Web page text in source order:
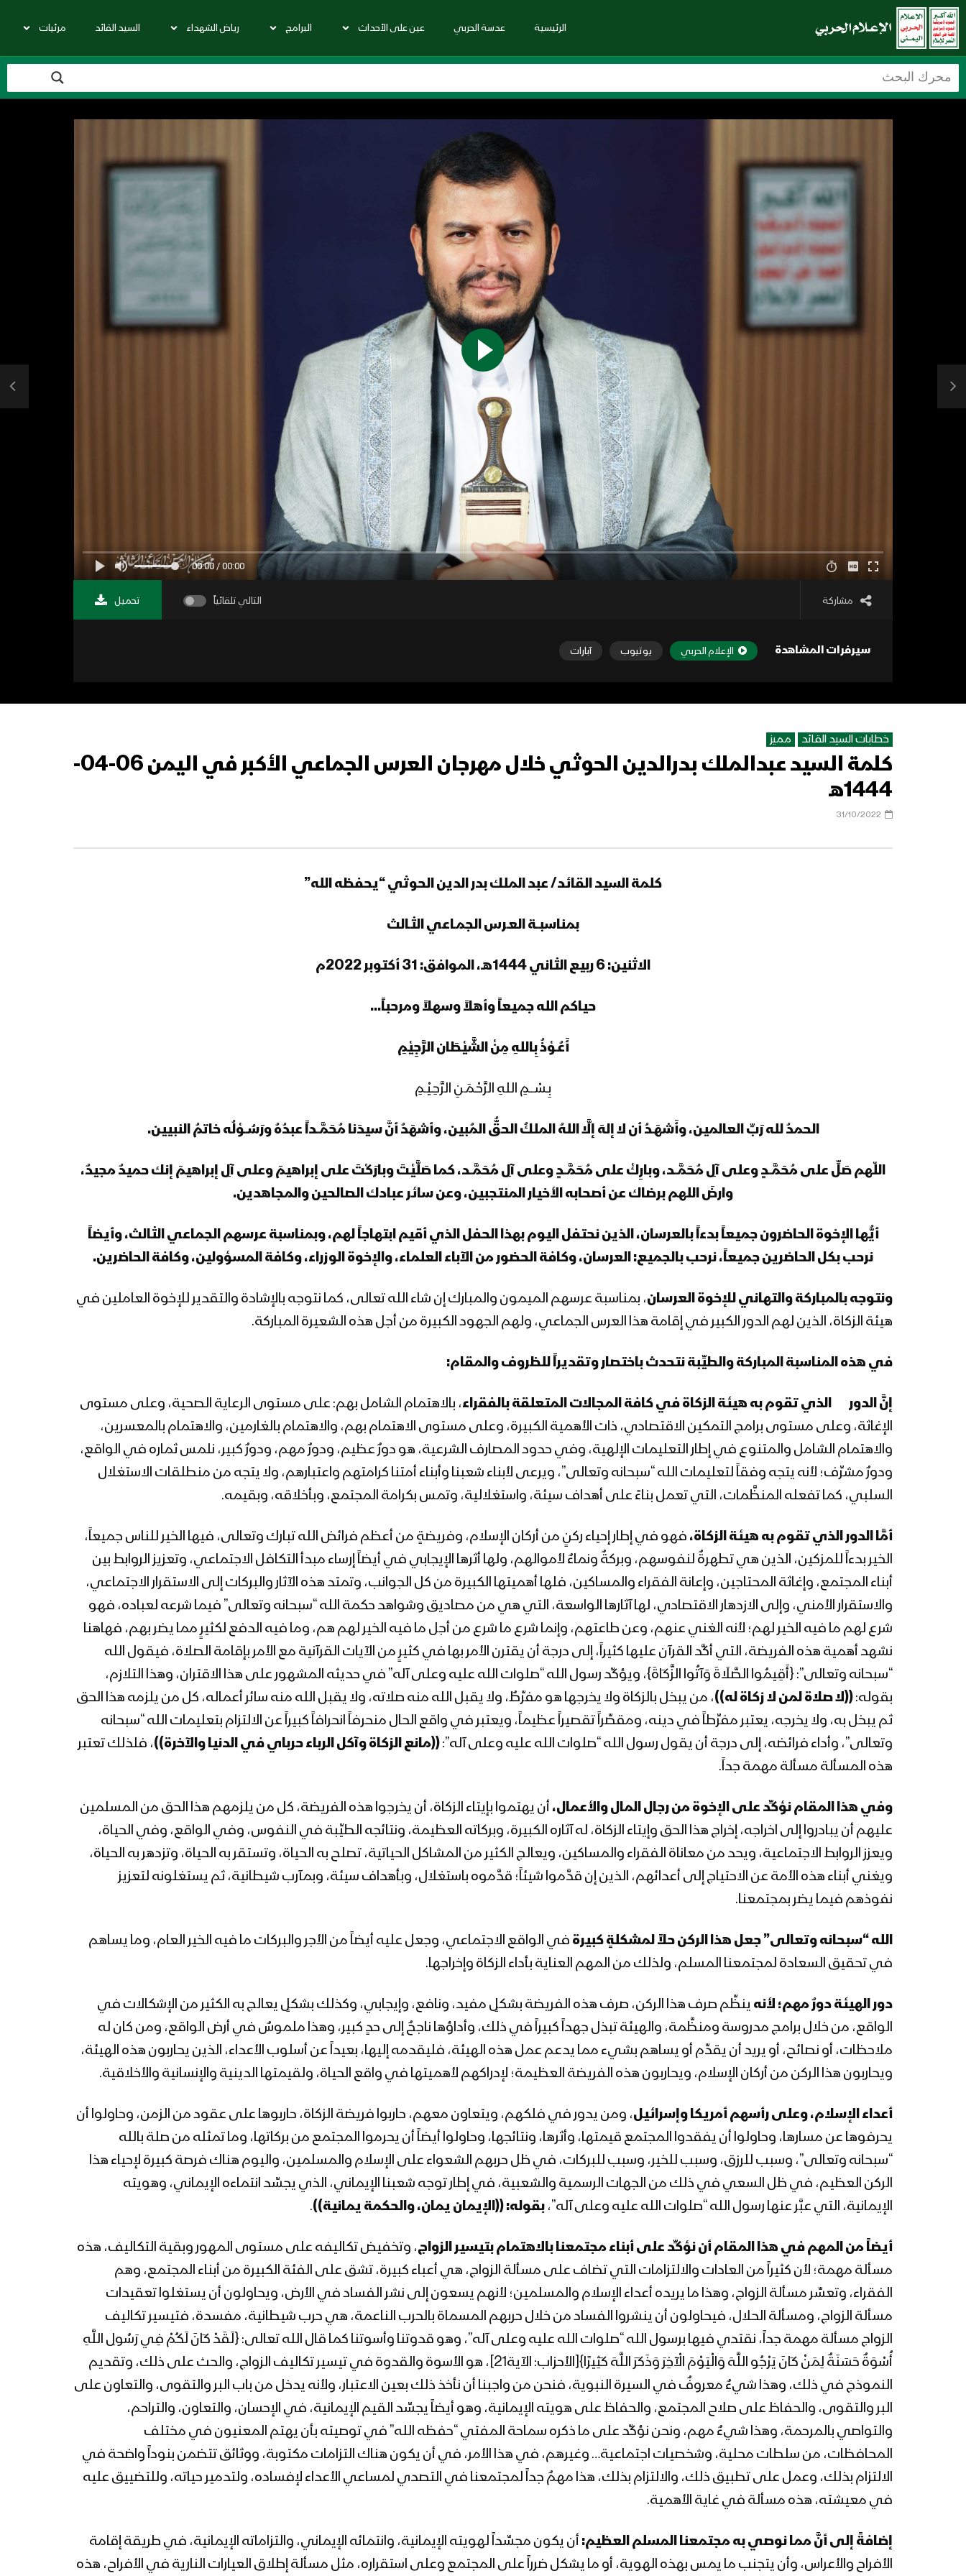
الرئيسية عدسة الحربي عين على الأحداث البرامج رياض الشهداء السيد القائد مرئيات
00:00 / 00:00
مشاركة التالي تلقائياً تحميل
سيرفرات المشاهدة الإعلام الحربي يوتيوب آبارات
خطابات السيد القائد مميز
كلمة السيد عبدالملك بدرالدين الحوثي خلال مهرجان العرس الجماعي الأكبر في اليمن 06-04-
1444هـ
31/10/2022
كلمة السيد القائد/ عبد الملك بدر الدين الحوثي “يحفظه الله”
بمناسبــة العـرس الجمـاعي الثـالث
الاثنين: 6 ربيع الثاني 1444هـ، الموافق: 31 أكتوبر 2022م
حياكم الله جميعاً وأهلاً وسهلاً ومرحباً…
أَعُـوْذُ بِاللهِ مِنْ الشَّيْطَان الرَّجِيْمِ
بِـسْـــمِ اللهِ الرَّحْـمَـنِ الرَّحِـيْـمِ
الحمدُ لله رَبِّ العالمين، وأَشهَـدُ أن لا إلهَ إلَّا اللهُ الملكُ الحقُّ المُبين، وأشهَدُ أنَّ سيدَنا مُحَمَّــداً عبدُهُ ورَسُــوْلُه خاتمُ النبيين.
اللّهم صَلِّ على مُحَمَّــدٍ وعلى آلِ مُحَمَّــد، وبارِكْ على مُحَمَّــدٍ وعلى آلِ مُحَمَّــد، كما صَلَّيْتَ وبارَكْتَ على إبراهيمَ وعلى آلِ إبراهيمَ إنك حميدٌ مجيدٌ،
وارضَ اللهم برضاك عن أصحابه الأخيار المنتجبين، وعن سائر عبادك الصالحين والمجاهدين.
أيُّها الإخوة الحاضرون جميعاً بدءاً بالعرسان، الذين نحتفل اليوم بهذا الحفل الذي أقيم ابتهاجاً لهم، وبمناسبة عرسهم الجماعي الثالث، وأيضاً
نرحب بكل الحاضرين جميعاً، نرحب بالجميع: العرسان، وكافة الحضور من الآباء العلماء، والإخوة الوزراء، وكافة المسؤولين، وكافة الحاضرين.
ونتوجه بالمباركة والتهاني للإخوة العرسان، بمناسبة عرسهم الميمون والمبارك إن شاء الله تعالى، كما نتوجه بالإشادة والتقدير للإخوة العاملين في
هيئة الزكاة، الذين لهم الدور الكبير في إقامة هذا العرس الجماعي، ولهم الجهود الكبيرة من أجل هذه الشعيرة المباركة.
في هذه المناسبة المباركة والطيِّبة نتحدث باختصار وتقديراً للظروف والمقام:
إنَّ الدور الذي تقوم به هيئة الزكاة في كافة المجالات المتعلقة بالفقراء، بالاهتمام الشامل بهم: على مستوى الرعاية الصحية، وعلى مستوى
الإغاثة، وعلى مستوى برامج التمكين الاقتصادي، ذات الأهمية الكبيرة، وعلى مستوى الاهتمام بهم، والاهتمام بالغارمين، والاهتمام بالمعسرين،
والاهتمام الشامل والمتنوع في إطار التعليمات الإلهية، وفي حدود المصارف الشرعية، هو دورٌ عظيم، ودورٌ مهم، ودورٌ كبير، نلمس ثماره في الواقع،
ودورٌ مشرِّف؛ لأنه يتجه وفقاً لتعليمات الله “سبحانه وتعالى”، ويرعى لأبناء شعبنا وأبناء أمتنا كرامتهم واعتبارهم، ولا يتجه من منطلقات الاستغلال
السلبي، كما تفعله المنظَّمات، التي تعمل بناءً على أهداف سيئة، واستغلالية، وتمس بكرامة المجتمع، وبأخلاقه، وبقيمه.
أمَّا الدور الذي تقوم به هيئة الزكاة، فهو في إطار إحياء ركنٍ من أركان الإسلام، وفريضةٍ من أعظم فرائض الله تبارك وتعالى، فيها الخير للناس جميعاً،
الخير بدءاً للمزكين، الذين هي تطهرةٌ لنفوسهم، وبركةٌ ونماءٌ لأموالهم، ولها أثرها الإيجابي في أيضاً إرساء مبدأ التكافل الاجتماعي، وتعزيز الروابط بين
أبناء المجتمع، وإغاثة المحتاجين، وإعانة الفقراء والمساكين، فلها أهميتها الكبيرة من كل الجوانب، وتمتد هذه الآثار والبركات إلى الاستقرار الاجتماعي،
والاستقرار الأمني، وإلى الازدهار الاقتصادي، لها آثارها الواسعة، التي هي من مصاديق وشواهد حكمة الله “سبحانه وتعالى” فيما شرعه لعباده، فهو
شرع لهم ما فيه الخير لهم؛ لأنه الغني عنهم، وعن طاعتهم، وإنما شرع ما شرع من أجل ما فيه الخير لهم هم، وما فيه الدفع لكثيرٍ مما يضر بهم، فهاهنا
نشهد أهمية هذه الفريضة، التي أكَّد القرآن عليها كثيراً، إلى درجة أن يقترن الأمر بها في كثيرٍ من الآيات القرآنية مع الأمر بإقامة الصلاة، فيقول الله
“سبحانه وتعالى”: {أَقِيمُوا الصَّلَاةَ وَآتُوا الزَّكَاةَ}، ويؤكِّد رسول الله “صلوات الله عليه وعلى آله” في حديثه المشهور على هذا الاقتران، وهذا التلازم،
بقوله: ((لا صلاة لمن لا زكاة له))، من يبخل بالزكاة ولا يخرجها هو مفرِّطٌ، ولا يقبل الله منه صلاته، ولا يقبل الله منه سائر أعماله، كل من يلزمه هذا الحق
ثم يبخل به، ولا يخرجه، يعتبر مفرِّطاً في دينه، ومقصِّراً تقصيراً عظيماً، ويعتبر في واقع الحال منحرفاً انحرافاً كبيراً عن الالتزام بتعليمات الله “سبحانه
وتعالى”، وأداء فرائضه، إلى درجة أن يقول رسول الله “صلوات الله عليه وعلى آله”: ((مانع الزكاة وآكل الرباء حرباي في الدنيا والآخرة))، فلذلك تعتبر
هذه المسألة مسألة مهمة جداً.
وفي هذا المقام نؤكِّد على الإخوة من رجال المال والأعمال، أن يهتموا بإيتاء الزكاة، أن يخرجوا هذه الفريضة، كل من يلزمهم هذا الحق من المسلمين
عليهم أن يبادروا إلى اخراجه، إخراج هذا الحق وإيتاء الزكاة، له آثاره الكبيرة، وبركاته العظيمة، ونتائجه الطيِّبة في النفوس، وفي الواقع، وفي الحياة،
ويعزز الروابط الاجتماعية، ويحد من معاناة الفقراء والمساكين، ويعالج الكثير من المشاكل الحياتية، تصلح به الحياة، وتستقر به الحياة، وتزدهر به الحياة،
ويغني أبناء هذه الأمة عن الاحتياج إلى أعدائهم، الذين إن قدَّموا شيئاً؛ قدَّموه باستغلال، وبأهداف سيئة، وبمآرب شيطانية، ثم يستغلونه لتعزيز
نفوذهم فيما يضر بمجتمعنا.
الله “سبحانه وتعالى” جعل هذا الركن حلاً لمشكلةٍ كبيرة في الواقع الاجتماعي، وجعل عليه أيضاً من الأجر والبركات ما فيه الخير العام، وما يساهم
في تحقيق السعادة لمجتمعنا المسلم، ولذلك من المهم العناية بأداء الزكاة وإخراجها.
دور الهيئة دورٌ مهم؛ لأنه ينظِّم صرف هذا الركن، صرف هذه الفريضة بشكلٍ مفيد، ونافع، وإيجابي، وكذلك بشكلٍ يعالج به الكثير من الإشكالات في
الواقع، من خلال برامج مدروسة ومنظَّمة، والهيئة تبذل جهداً كبيراً في ذلك، وأداؤها ناجحٌ إلى حدٍ كبير، وهذا ملموسٌ في أرض الواقع، ومن كان له
ملاحظات، أو نصائح، أو يريد أن يقدِّم أو يساهم بشيء مما يدعم عمل هذه الهيئة، فليقدمه إليها، بعيداً عن أسلوب الأعداء، الذين يحاربون هذه الهيئة،
ويحاربون هذا الركن من أركان الإسلام، ويحاربون هذه الفريضة العظيمة؛ لإدراكهم لأهميتها في واقع الحياة، ولقيمتها الدينية والإنسانية والأخلاقية.
أعداء الإسلام، وعلى رأسهم أمريكا وإسرائيل، ومن يدور في فلكهم، ويتعاون معهم، حاربوا فريضة الزكاة، حاربوها على عقود من الزمن، وحاولوا أن
يحرفوها عن مسارها، وحاولوا أن يفقدوا المجتمع قيمتها، وأثرها، ونتائجها، وحاولوا أيضاً أن يحرموا المجتمع من بركاتها، وما تمثله من صلة بالله
“سبحانه وتعالى”، وسبب للرزق، وسبب للخير، وسبب للبركات، في ظل حربهم الشعواء على الإسلام والمسلمين، واليوم هناك فرصة كبيرة لإحياء هذا
الركن العظيم، في ظل السعي في ذلك من الجهات الرسمية والشعبية، في إطار توجه شعبنا الإيماني، الذي يجسِّد انتماءه الإيماني، وهويته
الإيمانية، التي عبَّر عنها رسول الله “صلوات الله عليه وعلى آله”، بقوله: ((الإيمان يمان، والحكمة يمانية)).
أيضاً من المهم في هذا المقام أن نؤكِّد على أبناء مجتمعنا بالاهتمام بتيسير الزواج، وتخفيض تكاليفه على مستوى المهور وبقية التكاليف، هذه
مسألة مهمة؛ لأن كثيراً من العادات والالتزامات التي تضاف على مسألة الزواج، هي أعباء كبيرة، تشق على الفئة الكبيرة من أبناء المجتمع، وهم
الفقراء، وتعسِّر مسألة الزواج، وهذا ما يريده أعداء الإسلام والمسلمين؛ لأنهم يسعون إلى نشر الفساد في الأرض، ويحاولون أن يستغلوا تعقيدات
مسألة الزواج، ومسألة الحلال، فيحاولون أن ينشروا الفساد من خلال حربهم المسماة بالحرب الناعمة، هي حرب شيطانية، مفسدة، فتيسير تكاليف
الزواج مسألة مهمة جداً، نقتدي فيها برسول الله “صلوات الله عليه وعلى آله”، وهو قدوتنا وأسوتنا كما قال الله تعالى: {لَقَدْ كَانَ لَكُمْ فِي رَسُولِ اللَّهِ
أُسْوَةٌ حَسَنَةٌ لِمَنْ كَانَ يَرْجُو اللَّهَ وَالْيَوْمَ الْآخِرَ وَذَكَرَ اللَّهَ كَثِيرًا}[الأحزاب: الآية21]، هو الأسوة والقدوة في تيسير تكاليف الزواج، والحث على ذلك، وتقديم
النموذج في ذلك، وهذا شيءٌ معروفٌ في السيرة النبوية، فنحن من واجبنا أن نأخذ ذلك بعين الاعتبار، ولأنه يدخل من باب البر والتقوى، والتعاون على
البر والتقوى، والحفاظ على صلاح المجتمع، والحفاظ على هويته الإيمانية، وهو أيضاً يجسِّد القيم الإيمانية، في الإحسان، والتعاون، والتراحم،
والتواصي بالمرحمة، وهذا شيءٌ مهم، ونحن نؤكِّد على ما ذكره سماحة المفتي “حفظه الله” في توصيته بأن يهتم المعنيون في مختلف
المحافظات، من سلطات محلية، وشخصيات اجتماعية… وغيرهم، في هذا الأمر، في أن يكون هناك التزامات مكتوبة، ووثائق تتضمن بنوداً واضحة في
الالتزام بذلك، وعمل على تطبيق ذلك، والالتزام بذلك، هذا مهمٌ جداً لمجتمعنا في التصدي لمساعي الأعداء لإفساده، ولتدمير حياته، وللتضييق عليه
في معيشته، هذه مسألة في غاية الأهمية.
إضافةً إلى أنَّ مما نوصي به مجتمعنا المسلم العظيم: أن يكون مجسِّداً لهويته الإيمانية، وانتمائه الإيماني، والتزاماته الإيمانية، في طريقة إقامة
الأفراح والأعراس، وأن يتجنب ما يمس بهذه الهوية، أو ما يشكل ضرراً على المجتمع وعلى استقراره، مثل مسألة إطلاق العيارات النارية في الأفراح، هذه